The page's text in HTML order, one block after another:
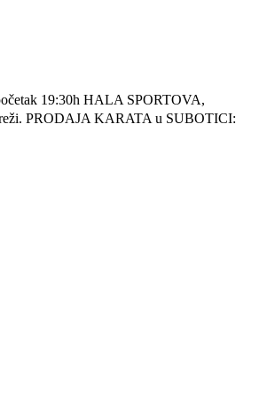
19:30h HALA SPORTOVA,
PRODAJA KARATA u SUBOTICI: